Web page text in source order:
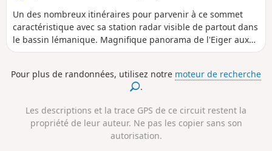
Un des nombreux itinéraires pour parvenir à ce sommet
caractéristique avec sa station radar visible de partout dans
le bassin lémanique. Magnifique panorama de l'Eiger aux
Écrins en passant par le Mont Blanc et le Léman (table
rares en journée du fait d'une forte fréquentation. Itinéraire
balisé, praticable également en hiver en raquettes ou skis
Pour plus de randonnées, utilisez notre moteur de recherche
.
Les descriptions et la trace GPS de ce circuit restent la
propriété de leur auteur. Ne pas les copier sans son
autorisation.